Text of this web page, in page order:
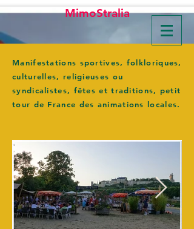
MimoStralia
Manifestations sportives, folkloriques,
culturelles, religieuses ou
syndicalistes, fêtes et traditions, petit
tour de France des animations locales.